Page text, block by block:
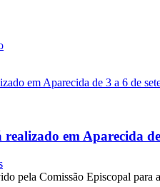
em Aparecida
pela Comissão Episcopal para